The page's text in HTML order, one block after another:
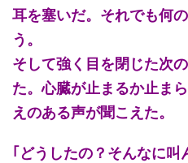
耳を塞いだ。それでも何
う。
そして強く目を閉じた次
た。心臓が止まるか止ま
えのある声が聞こえた。
｢どうしたの？そんなに叫